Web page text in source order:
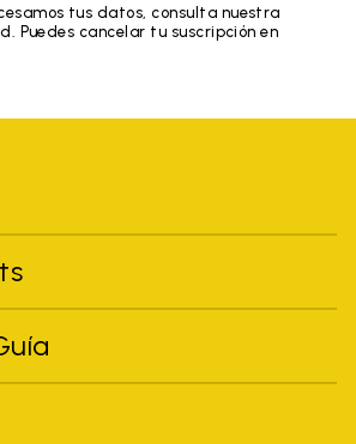
tus datos, consulta nuestra
Puedes cancelar tu suscripción en